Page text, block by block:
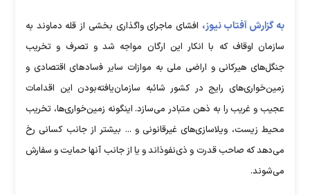
به گزارش آفتاب نیوز، افشای ماجرای واگذاری بخشی از قله دماوند به
ﺳﺎزﻣﺎن اوﻗﺎف که ﺑﺎ اﻧﮑﺎر این ارﮔﺎن مواجه شد و تصرف و تخریب
جنگل‌های هیرکانی و اراضی ملی به موازات ﺳﺎﯾر ﻓﺳﺎدھﺎی اقتصادی و
زمین‌خواری‌های راﯾﺞ در کشور شائبه ﺳﺎزﻣﺎن‌یافته‌بودن این اقدامات
عجیب و غریب را به ذهن متبادر می‌سازد. اینگونه زمین‌خواری‌ها، تخریب
محیط زیست، ویلاسازی‌های غیرقانونی و ... بیشتر از جانب کسانی رخ
می‌دهد که صاحب قدرت و ذی‌نفوذاند و یا از جانب آنها حمایت و سفارش
می‌شوند.